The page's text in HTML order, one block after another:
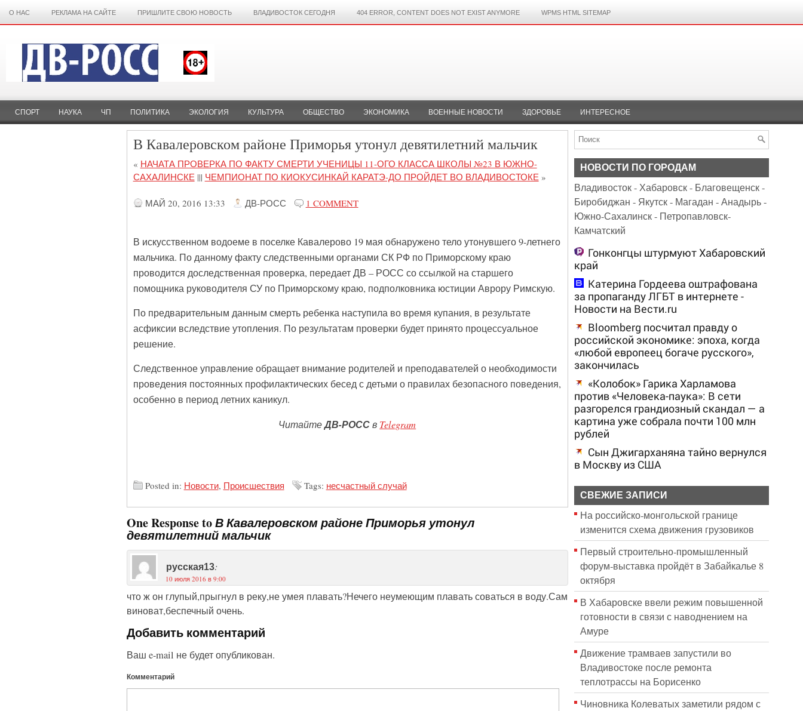
О НАС РЕКЛАМА НА САЙТЕ ПРИШЛИТЕ СВОЮ НОВОСТЬ ВЛАДИВОСТОК СЕГОДНЯ 404 ERROR, CONTENT DOES NOT EXIST ANYMORE WPMS HTML SITEMAP
СПОРТ НАУКА ЧП ПОЛИТИКА ЭКОЛОГИЯ КУЛЬТУРА ОБЩЕСТВО ЭКОНОМИКА ВОЕННЫЕ НОВОСТИ ЗДОРОВЬЕ ИНТЕРЕСНОЕ
В Кавалеровском районе Приморья утонул девятилетний мальчик
« НАЧАТА ПРОВЕРКА ПО ФАКТУ СМЕРТИ УЧЕНИЦЫ 11-ОГО КЛАССА ШКОЛЫ №23 В ЮЖНО-
САХАЛИНСКЕ||| ЧЕМПИОНАТ ПО КИОКУСИНКАЙ КАРАТЭ-ДО ПРОЙДЕТ ВО ВЛАДИВОСТОКЕ»
МАЙ 20, 2016 13:33 ДВ-РОСС 1 COMMENT
В искусственном водоеме в поселке Кавалерово 19 мая обнаружено тело утонувшего 9-летнего
мальчика. По данному факту следственными органами СК РФ по Приморскому краю
проводится доследственная проверка, передает ДВ – РОСС со ссылкой на старшего
помощника руководителя СУ по Приморскому краю, подполковника юстиции Аврору Римскую.
По предварительным данным смерть ребенка наступила во время купания, в результате
асфиксии вследствие утопления. По результатам проверки будет принято процессуальное
решение.
Следственное управление обращает внимание родителей и преподавателей о необходимости
проведения постоянных профилактических бесед с детьми о правилах безопасного поведения,
особенно в период летних каникул.
ЧитайтеДВ-РОССв Telegram
Posted in: Новости, Происшествия Tags: несчастный случай
One Response toВ Кавалеровском районе Приморья утонул
девятилетний мальчик
русская13:
10 июля 2016 в 9:00
что ж он глупый,прыгнул в реку,не умея плавать?Нечего неумеющим плавать соваться в воду.Сам
виноват,беспечный очень.
Добавить комментарий
Ваш e-mail не будет опубликован.
Комментарий
НОВОСТИ ПО ГОРОДАМ
Владивосток-Хабаровск- Благовещенск-
Биробиджан - Якутск- Магадан -Анадырь-
Южно-Сахалинск- Петропавловск-
Камчатский
Гонконгцы штурмуют Хабаровский
край
Катерина Гордеева оштрафована
за пропаганду ЛГБТ в интернете -
Новости на Вести.ru
Bloomberg посчитал правду о
российской экономике: эпоха, когда
«любой европеец богаче русского»,
закончилась
«Колобок» Гарика Харламова
против «Человека-паука»: В сети
разгорелся грандиозный скандал — а
картина уже собрала почти 100 млн
рублей
Сын Джигарханяна тайно вернулся
в Москву из США
СВЕЖИЕ ЗАПИСИ
На российско‑монгольской границе
изменится схема движения грузовиков
Первый строительно‑промышленный
форум‑выставка пройдёт в Забайкалье 8
октября
В Хабаровске ввели режим повышенной
готовности в связи с наводнением на
Амуре
Движение трамваев запустили во
Владивостоке после ремонта
теплотрассы на Борисенко
Чиновника Колеватых заметили рядом с